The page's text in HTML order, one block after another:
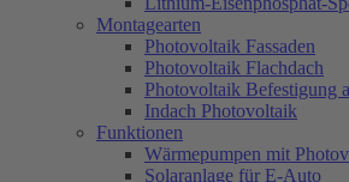
Montagearten
Photovoltaik Fassaden
Photovoltaik Flachdach
Photovoltaik Befestigung
Indach Photovoltaik
Funktionen
Wärmepumpen mit
Solaranlage für E-Auto